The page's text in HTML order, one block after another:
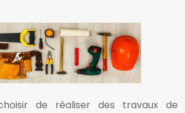
de réaliser des travaux de